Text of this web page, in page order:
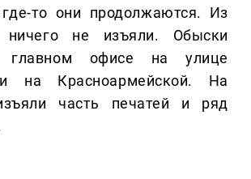
то они продолжаются. Из
не изъяли. Обыски
главном офисе на улице
на Красноармейской. На
часть печатей и ряд